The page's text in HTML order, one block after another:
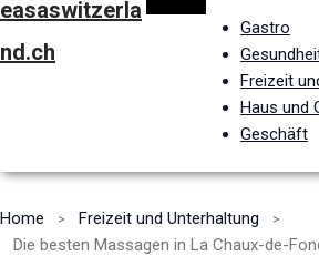
easaswitzerla
nd.ch
Gastro
Freizeit
Haus und
Geschäft
Home
Freizeit und Unterhaltung